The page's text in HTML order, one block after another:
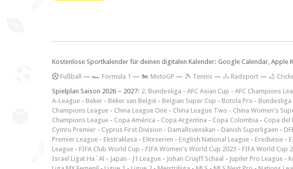
Kostenlose Sportkalender für deinen digitalen Kalender: Google Calendar,
Fußball — 🏎️ Formula 1 — 🏍 MotoGP — 🎾 Tennis — 🚴 Radsport — 🏏
Spielplan Saison 2026 – 2027: 2. Bundesliga - AFC Asian Cup - AFC Champions
A-League - Beker - Beker van België - Belgian Super Cup - Botola Pro - Bundesliga
Champions League - China League One - China League Two - China Women's
Champions League - Copa América - Copa Argentina - Copa Colombia - Copa del
Cymru Premier - Cyprus First Division - Damallsvenskan - Danish Superligaen -
Premier League - Ekstraklasa - Eliteserien - English National League - Eredivisie -
League - FIFA Club World Cup - FIFA Women's World Cup 2023 - FIFA World Cup
Israel Ligat Ha`Al - Japan - J1 League - Johan Cruijff Schaal - Jupiler Pro League -